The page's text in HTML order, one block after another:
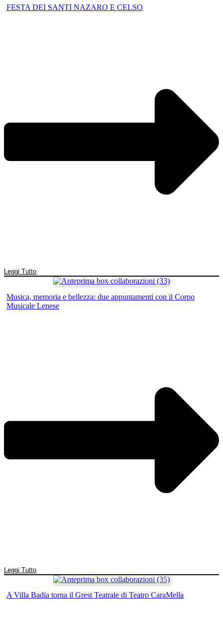
FESTA DEI SANTI NAZARO E CELSO
Leggi Tutto
Musica, memoria e bellezza: due appuntamenti con il Corpo
Musicale Lenese
Leggi Tutto
A Villa Badia torna il Grest Teatrale di Teatro CaraMella